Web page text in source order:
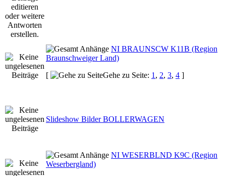
NI BRAUNSCW K11B (Region
Braunschweiger Land)
[
Gehe zu Seite: 1 , 2, 3, 4 ]
Slideshow Bilder BOLLERWAGEN
NI WESERBLND K9C (Region
Weserbergland)